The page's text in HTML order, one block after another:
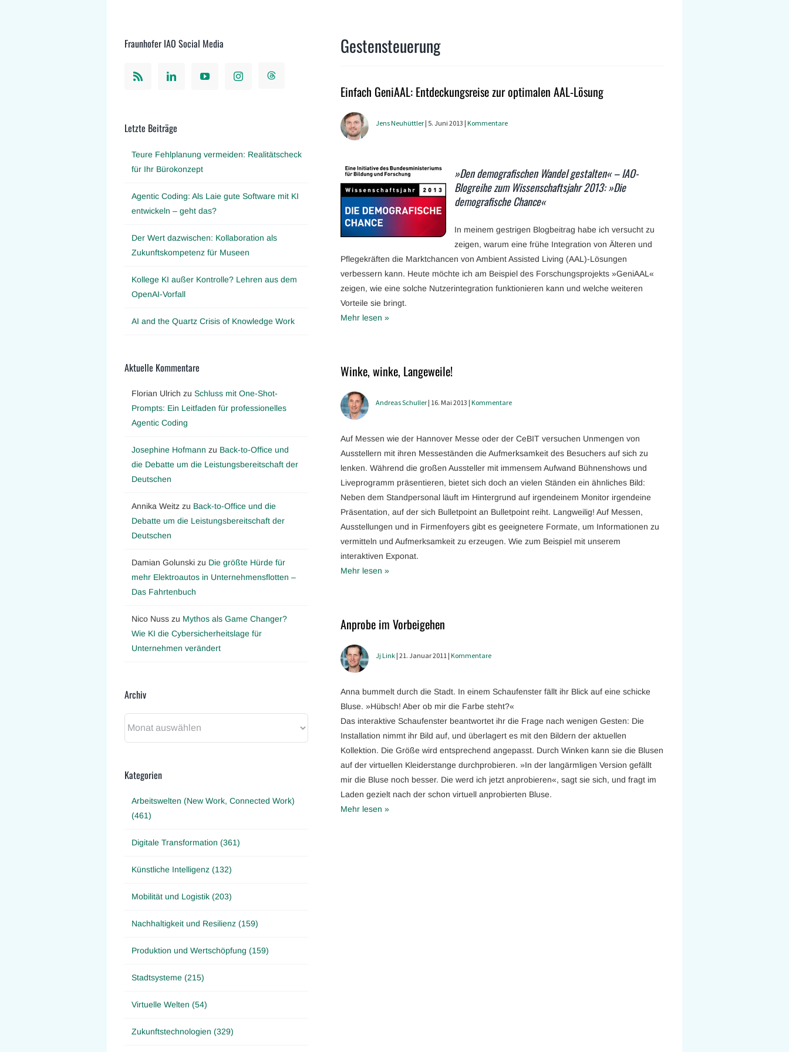
Gestensteuerung
Einfach GeniAAL: Entdeckungsreise zur optimalen AAL-Lösung
Jens Neuhüttler | 5. Juni 2013 | Kommentare
»Den demografischen Wandel gestalten« – IAO-
Blogreihe zum Wissenschaftsjahr 2013: »Die
demografische Chance«
In meinem gestrigen Blogbeitrag habe ich versucht zu
zeigen, warum eine frühe Integration von Älteren und
Pflegekräften die Marktchancen von Ambient Assisted Living (AAL)-Lösungen
verbessern kann. Heute möchte ich am Beispiel des Forschungsprojekts »GeniAAL«
zeigen, wie eine solche Nutzerintegration funktionieren kann und welche weiteren
Vorteile sie bringt.
Mehr lesen »
Winke, winke, Langeweile!
Andreas Schuller | 16. Mai 2013 | Kommentare
Auf Messen wie der Hannover Messe oder der CeBIT versuchen Unmengen von
Ausstellern mit ihren Messeständen die Aufmerksamkeit des Besuchers auf sich zu
lenken. Während die großen Aussteller mit immensem Aufwand Bühnenshows und
Liveprogramm präsentieren, bietet sich doch an vielen Ständen ein ähnliches Bild:
Neben dem Standpersonal läuft im Hintergrund auf irgendeinem Monitor irgendeine
Präsentation, auf der sich Bulletpoint an Bulletpoint reiht. Langweilig! Auf Messen,
Ausstellungen und in Firmenfoyers gibt es geeignetere Formate, um Informationen zu
vermitteln und Aufmerksamkeit zu erzeugen. Wie zum Beispiel mit unserem
interaktiven Exponat.
Mehr lesen »
Anprobe im Vorbeigehen
Jj Link | 21. Januar 2011 | Kommentare
Anna bummelt durch die Stadt. In einem Schaufenster fällt ihr Blick auf eine schicke
Bluse. »Hübsch! Aber ob mir die Farbe steht?«
Das interaktive Schaufenster beantwortet ihr die Frage nach wenigen Gesten: Die
Installation nimmt ihr Bild auf, und überlagert es mit den Bildern der aktuellen
Kollektion. Die Größe wird entsprechend angepasst. Durch Winken kann sie die Blusen
auf der virtuellen Kleiderstange durchprobieren. »In der langärmligen Version gefällt
mir die Bluse noch besser. Die werd ich jetzt anprobieren«, sagt sie sich, und fragt im
Laden gezielt nach der schon virtuell anprobierten Bluse.
Mehr lesen »
Fraunhofer IAO Social Media
Letzte Beiträge
Teure Fehlplanung vermeiden: Realitätscheck
für Ihr Bürokonzept
Agentic Coding: Als Laie gute Software mit KI
entwickeln – geht das?
Der Wert dazwischen: Kollaboration als
Zukunftskompetenz für Museen
Kollege KI außer Kontrolle? Lehren aus dem
OpenAI-Vorfall
AI and the Quartz Crisis of Knowledge Work
Aktuelle Kommentare
Florian Ulrich zu Schluss mit One-Shot-
Prompts: Ein Leitfaden für professionelles
Agentic Coding
Josephine Hofmann zu Back-to-Office und
die Debatte um die Leistungsbereitschaft der
Deutschen
Annika Weitz zu Back-to-Office und die
Debatte um die Leistungsbereitschaft der
Deutschen
Damian Golunski zu Die größte Hürde für
mehr Elektroautos in Unternehmensflotten –
Das Fahrtenbuch
Nico Nuss zu Mythos als Game Changer?
Wie KI die Cybersicherheitslage für
Unternehmen verändert
Archiv
Kategorien
Arbeitswelten (New Work, Connected Work)
(461)
Digitale Transformation (361)
Künstliche Intelligenz (132)
Mobilität und Logistik (203)
Nachhaltigkeit und Resilienz (159)
Produktion und Wertschöpfung (159)
Stadtsysteme (215)
Virtuelle Welten (54)
Zukunftstechnologien (329)